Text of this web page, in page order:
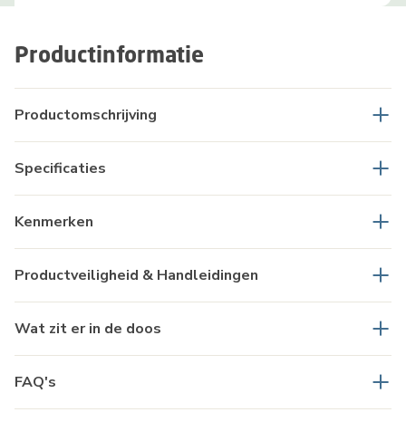
Productinformatie
Productomschrijving
Specificaties
Kenmerken
Productveiligheid & Handleidingen
Wat zit er in de doos
FAQ's